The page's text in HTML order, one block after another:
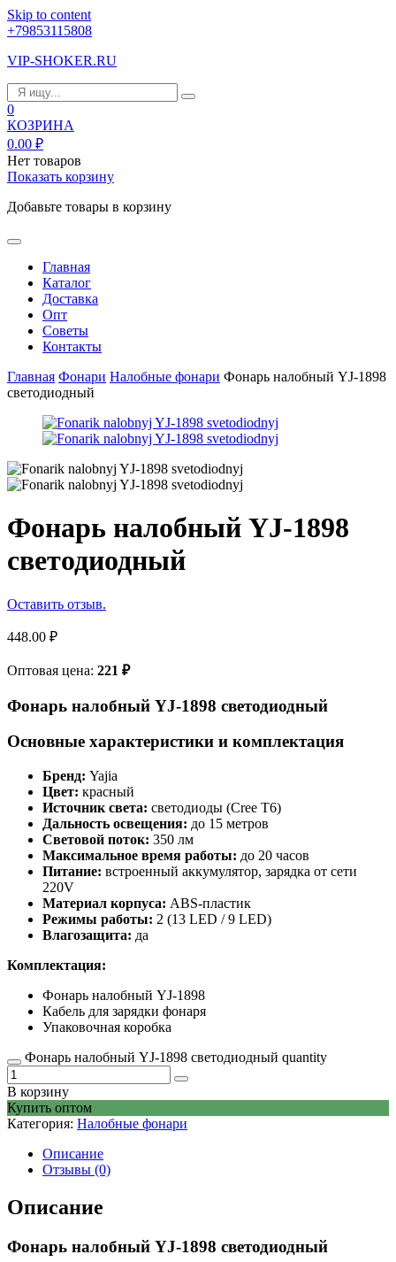
Skip to content
+79853115808
VIP-SHOKER.RU
0
КОЗРИНА
0.00 ₽
Нет товаров
Показать корзину
Добавьте товары в корзину
Главная
Каталог
Доставка
Опт
Советы
Контакты
Главная Фонари Налобные фонари Фонарь налобный YJ-1898
светодиодный
Фонарь налобный YJ-1898
светодиодный
Оставить отзыв.
448.00 ₽
Оптовая цена: 221 ₽
Фонарь налобный YJ-1898 светодиодный
Основные характеристики и комплектация
Бренд: Yajia
Цвет: красный
Источник света: светодиоды (Cree T6)
Дальность освещения: до 15 метров
Световой поток: 350 лм
Максимальное время работы: до 20 часов
Питание: встроенный аккумулятор, зарядка от сети
220V
Материал корпуса: ABS-пластик
Режимы работы: 2 (13 LED / 9 LED)
Влагозащита: да
Комплектация:
Фонарь налобный YJ-1898
Кабель для зарядки фонаря
Упаковочная коробка
Фонарь налобный YJ-1898 светодиодный quantity
В корзину
Купить оптом
Категория: Налобные фонари
Описание
Отзывы (0)
Описание
Фонарь налобный YJ-1898 светодиодный